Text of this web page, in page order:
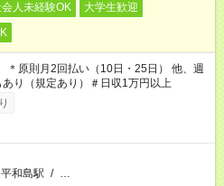
人未経験OK
大学生歓迎
＊原則月2回払い（10日・25日） 他、週
り（規定あり）＃日収1万円以上
平和島駅 / …